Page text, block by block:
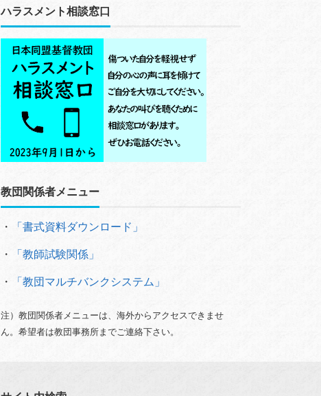
ハラスメント相談窓口
教団関係者メニュー
・ 「書式資料ダウンロード」
・ 「教師試験関係」
・ 「教団マルチバンクシステム」
注）教団関係者メニューは、海外からアクセスできませ
ん。希望者は教団事務所までご連絡下さい。